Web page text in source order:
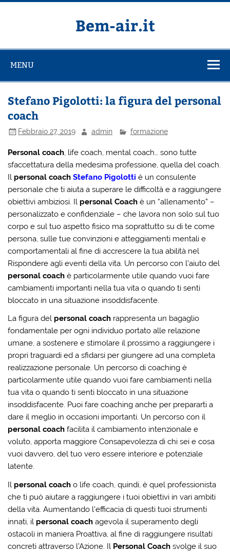
Salta
Bem-air.it
MENU
Stefano Pigolotti: la figura del personal
coach
Febbraio 27, 2019 admin formazione
Personal coach, life coach, mental coach… sono tutte
sfaccettatura della medesima professione, quella del coach.
Il personal coach Stefano Pigolotti è un consulente
personale che ti aiuta a superare le difficoltà e a raggiungere
obiettivi ambiziosi. Il personal Coach è un “allenamento” –
personalizzato e confidenziale – che lavora non solo sul tuo
corpo e sul tuo aspetto fisico ma soprattutto su di te come
persona, sulle tue convinzioni e atteggiamenti mentali e
comportamentali al fine di accrescere la tua abilità nel
Rispondere agli eventi della vita. Un percorso con l’aiuto del
personal coach è particolarmente utile quando vuoi fare
cambiamenti importanti nella tua vita o quando ti senti
bloccato in una situazione insoddisfacente.
La figura del personal coach rappresenta un bagaglio
fondamentale per ogni individuo portato alle relazione
umane, a sostenere e stimolare il prossimo a raggiungere i
propri traguardi ed a sfidarsi per giungere ad una completa
realizzazione personale. Un percorso di coaching è
particolarmente utile quando vuoi fare cambiamenti nella
tua vita o quando ti senti bloccato in una situazione
insoddisfacente. Puoi fare coaching anche per prepararti a
dare il meglio in occasioni importanti. Un percorso con il
personal coach facilita il cambiamento intenzionale e
voluto, apporta maggioreConsapevolezza di chi sei e cosa
vuoi davvero, del tuo vero essere interiore e potenziale
latente.
Il personal coach o life coach, quindi, è quel professionista
che ti può aiutare a raggiungere i tuoi obiettivi in vari ambiti
della vita. Aumentando l’efficacia di questi tuoi strumenti
innati, il personal coach agevola il superamento degli
ostacoli in maniera Proattiva, al fine di raggiungere risultati
concreti attraverso l’Azione. Il Personal Coach svolge il suo